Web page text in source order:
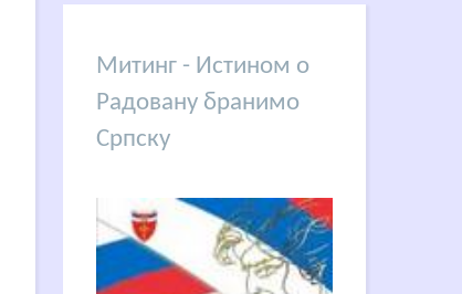
Митинг - Истином о
Радовану бранимо
Српску